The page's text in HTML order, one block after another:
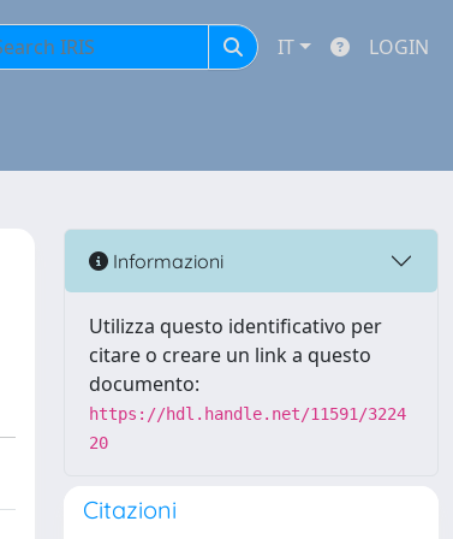
IT LOGIN
Informazioni
Utilizza questo identificativo per
citare o creare un link a questo
documento:
https://hdl.handle.net/11591/3224
20
Citazioni